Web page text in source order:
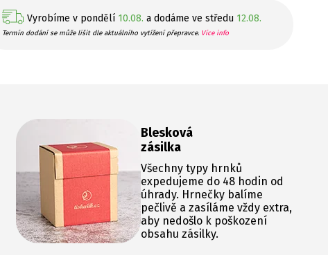
Vyrobíme v pondělí 10.08. a dodáme ve středu 12.08.
Termín dodání se může lišit dle aktuálního vytížení přepravce. Více info
Blesková
zásilka
Všechny typy hrnků
expedujeme do 48 hodin od
úhrady. Hrnečky balíme
pečlivě a zasíláme vždy extra,
aby nedošlo k poškození
obsahu zásilky.